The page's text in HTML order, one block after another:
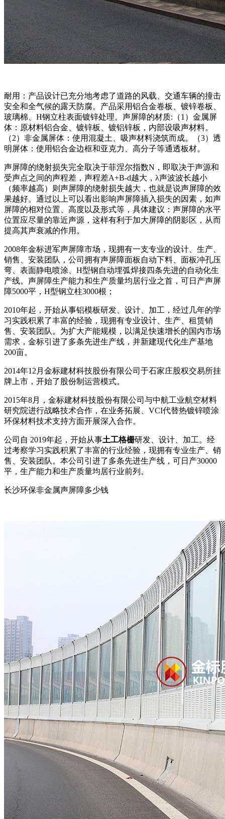
耐用：产品设计已充分地考虑了道路的风载、交通车辆的撞击
安全和全气候的露天防腐。产品采用铝合金卷板、镀锌卷板、
玻璃棉、H钢立柱表面镀锌处理。声屏障的材质:（1）金属屏
体：原材料铝合金、镀锌板、镀铝锌板，内部设吸声材料。
（2）非金属屏体：使用混凝土、吸声材料浇筑而成。（3）透
明屏体：使用铝合金边框和亚克力、高分子等通透板材。
声屏障的绕射损失完全取决于菲涅尔指数N，即取决于声源和
受声点之间的声程差，声程差A+B-d越大，λ声波波长越小
（频率越高）则声屏障的绕射损失越大，也就是说声屏障的效
果越好。通过以上可以看出影响声屏障插入损失的因素，如声
屏障的相对位置、高度以及形式等，具体建议：声屏障的水平
位置应尽量的靠近声源，这样有利于加大屏障的阴影区，从而
提高其声衰减的作用。
2008年金标进军声屏障市场，现拥有一支专业的设计、生产、
销售、安装团队，公司拥有声屏障面板自动下料、面板冲孔压
弯、表面静电喷涂、H型钢自动埋弧焊接四条先进的自动化生
产线。声屏障生产能力和生产质量均居行业之首，可日产声屏
障5000平，H型钢立柱3000根；
2010年起，开始从事铝模板研发、设计、加工，经过几年的学
习实践积累了丰富的经验，现拥有专业设计、生产、租赁销
售、安装团队。为扩大产能规模，以满足快速增长的国内市场
需求，金标引进了多条先进生产线，并新建现代化生产基地
200亩。
2014年12月金标建材科技股份有限公司于石家庄股权交易所挂
牌上市，开始了股份制运营模式。
2015年8月，金标建材科技股份有限公司与中航工业航空材料
研究院进行战略技术合作，在业务拓展、VCI代替热镀锌喷涂
环保材料技术支持方面开展深入合作。
公司自 2019年起，开始从事土工格栅研发、设计、加工。经
过考察学习实践积累了丰富的行业经验，现拥有专业生产、销
售、安装团队。本公司引进了多条先进生产线，可日产30000
平，生产能力和生产质量均居行业前列。
长沙环保非金属声屏障多少钱